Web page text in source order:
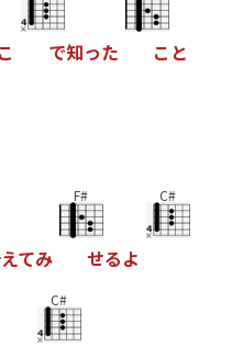
こ で知った こ と
えてみ
F#
せるよ
C#
C#